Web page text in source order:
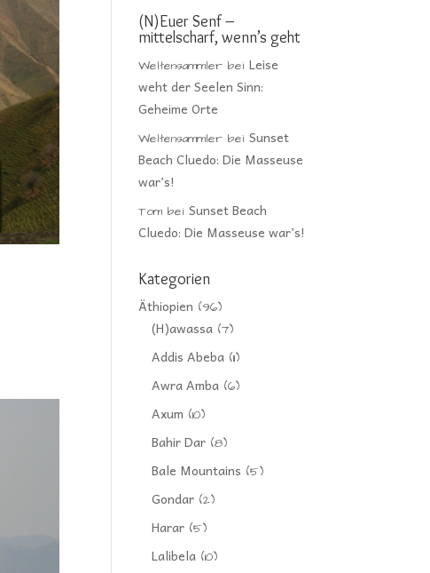
(N)Euer Senf –
mittelscharf, wenn’s geht
Weltensammler beiLeise
weht der Seelen Sinn:
Geheime Orte
Weltensammler beiSunset
Beach Cluedo: Die Masseuse
war’s!
Tom beiSunset Beach
Cluedo: Die Masseuse war’s!
Kategorien
Äthiopien (96)
(H)awassa (7)
Addis Abeba (11)
Awra Amba (6)
Axum (10)
Bahir Dar (8)
Bale Mountains (5)
Gondar (2)
Harar (5)
Lalibela (10)